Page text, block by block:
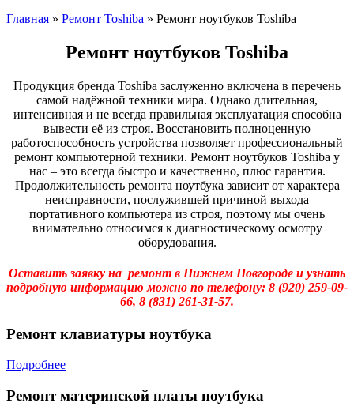
Главная » Ремонт Toshiba » Ремонт ноутбуков Toshiba
Ремонт ноутбуков Toshiba
Продукция бренда Toshiba заслуженно включена в перечень
самой надёжной техники мира. Однако длительная,
интенсивная и не всегда правильная эксплуатация способна
вывести её из строя. Восстановить полноценную
работоспособность устройства позволяет профессиональный
ремонт компьютерной техники. Ремонт ноутбуков Toshiba у
нас – это всегда быстро и качественно, плюс гарантия.
Продолжительность ремонта ноутбука зависит от характера
неисправности, послужившей причиной выхода
портативного компьютера из строя, поэтому мы очень
внимательно относимся к диагностическому осмотру
оборудования.
Оставить заявку на ремонт в Нижнем Новгороде и узнать
подробную информацию можно по телефону: 8 (920) 259-09-
66, 8 (831) 261-31-57.
Ремонт клавиатуры ноутбука
Подробнее
Ремонт материнской платы ноутбука